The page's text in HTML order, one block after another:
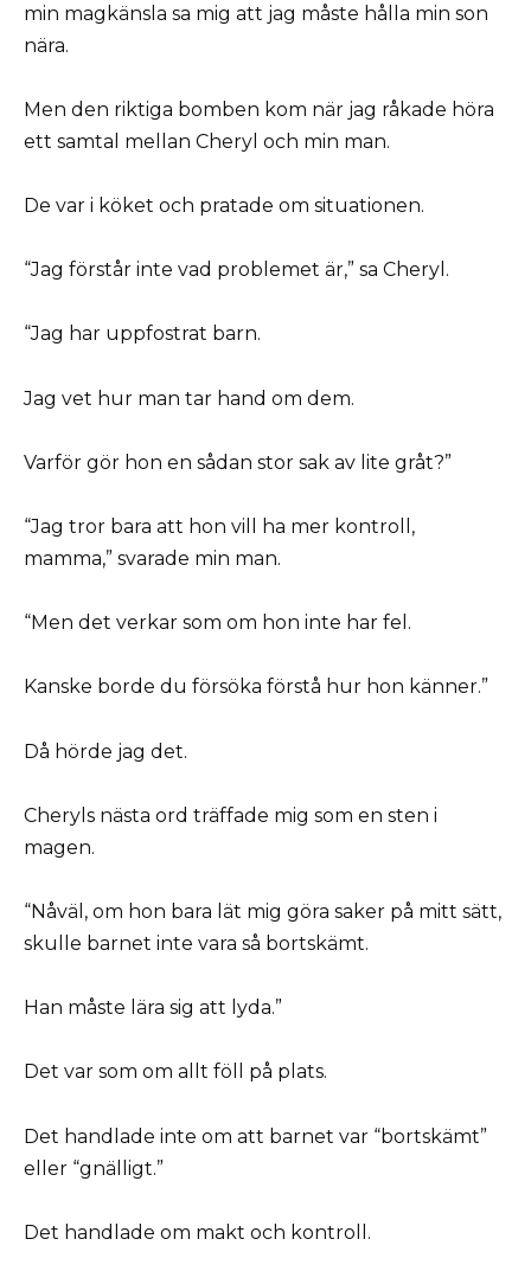
min magkänsla sa mig att jag måste hålla min son
nära.
Men den riktiga bomben kom när jag råkade höra
ett samtal mellan Cheryl och min man.
De var i köket och pratade om situationen.
“Jag förstår inte vad problemet är,” sa Cheryl.
“Jag har uppfostrat barn.
Jag vet hur man tar hand om dem.
Varför gör hon en sådan stor sak av lite gråt?”
“Jag tror bara att hon vill ha mer kontroll,
mamma,” svarade min man.
“Men det verkar som om hon inte har fel.
Kanske borde du försöka förstå hur hon känner.”
Då hörde jag det.
Cheryls nästa ord träffade mig som en sten i
magen.
“Nåväl, om hon bara lät mig göra saker på mitt sätt,
skulle barnet inte vara så bortskämt.
Han måste lära sig att lyda.”
Det var som om allt föll på plats.
Det handlade inte om att barnet var “bortskämt”
eller “gnälligt.”
Det handlade om makt och kontroll.